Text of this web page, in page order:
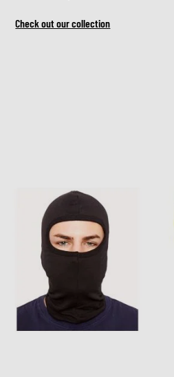
Check out our collection